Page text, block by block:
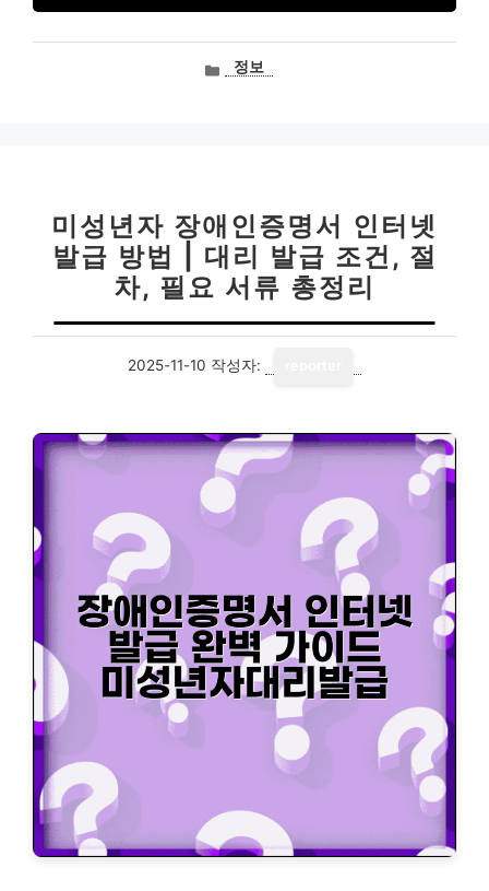
카정보
미성년자 장애인증명서 인터넷
발급 방법 | 대리 발급 조건, 절
차, 필요 서류 총정리
2025-11-10 작성자: